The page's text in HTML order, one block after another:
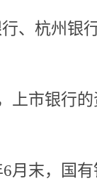
、杭州银
上市银行
月末，国